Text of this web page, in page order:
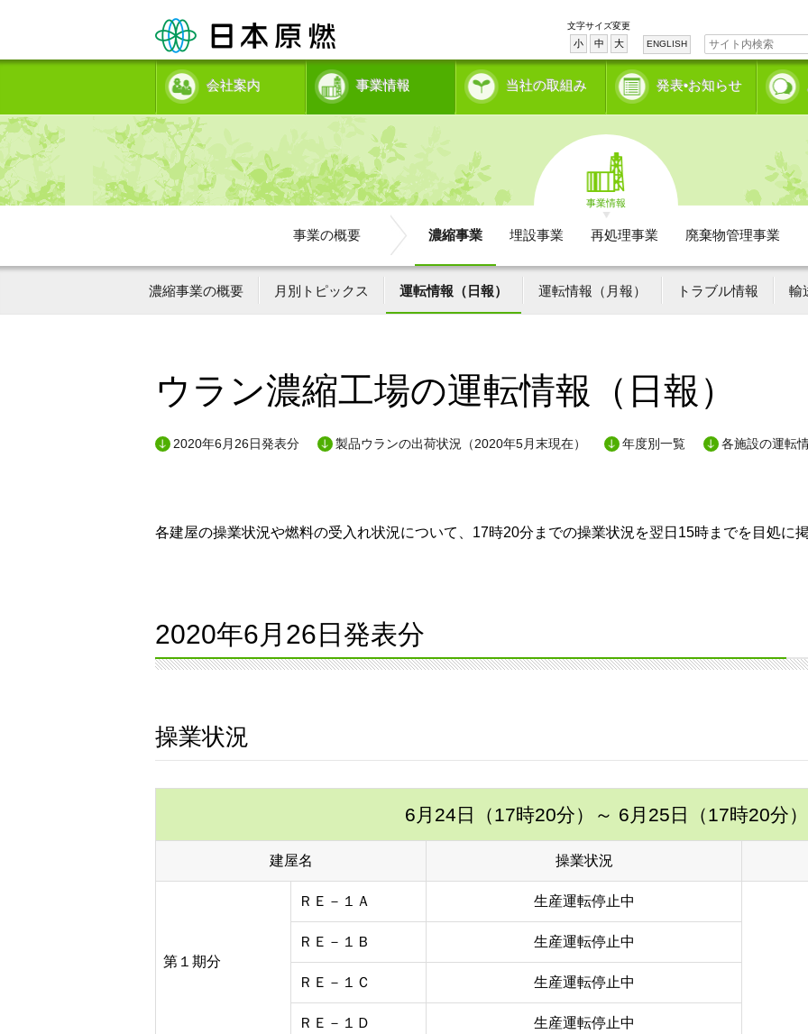
文字サイズ変更
小 中 大 ENGLISH
会社案内 事業情報 当社の取組み 発表•お知らせ
事業情報
事業の概要 濃縮事業 埋設事業 再処理事業 廃棄物管理事業
濃縮事業の概要 月別トピックス 運転情報（日報） 運転情報（月報） トラブル情報 輸
ウラン濃縮工場の運転情報（日報）
2020年6月26日発表分 製品ウランの出荷状況（2020年5月末現在） 年度別一覧 各施設の運転
各建屋の操業状況や燃料の受入れ状況について、17時20分までの操業状況を翌日15時までを目処に
2020年6月26日発表分
操業状況
6月24日（17時20分） ～ 6月25日（17時20分）
建屋名 操業状況
第１期分
ＲＥ－１Ａ 生産運転停止中
ＲＥ－１Ｂ 生産運転停止中
ＲＥ－１Ｃ 生産運転停止中
ＲＥ－１Ｄ 生産運転停止中